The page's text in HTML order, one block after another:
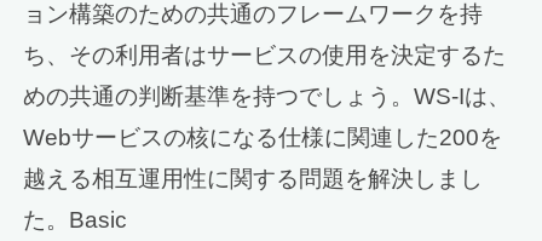
ョン構築のための共通のフレームワークを持
ち、その利用者はサービスの使用を決定するた
めの共通の判断基準を持つでしょう。WS-Iは、
Webサービスの核になる仕様に関連した200を
越える相互運用性に関する問題を解決しまし
た。Basic